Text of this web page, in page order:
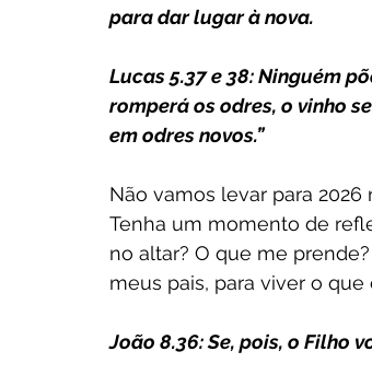
para dar lugar à nova.
Lucas 5.37 e 38: Ninguém
romperá os odres, o vinho
em odres novos.”
Não vamos levar para
Tenha um momento de
no altar? O que me
meus pais, para viver o
João 8.36: Se, pois, o Filho